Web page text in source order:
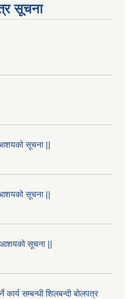
सूचना
आशयको सूचना ||
आशयको सूचना ||
आशयको सूचना ||
सम्बन्धी शिलबन्दी बोलपत्र